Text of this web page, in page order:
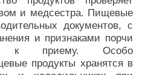
и медсестра. Пищевые
документов, с
и признаками порчи
к приему. Особо
продукты хранятся в